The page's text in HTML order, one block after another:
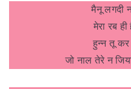
मैनू लगदी
मेरा रब
हुन्न तू
जो नाल तेरे न